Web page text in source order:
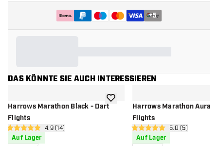
+5
DAS KÖNNTE SIE AUCH INTERESSIEREN
Harrows Marathon Black - Dart
Flights
Bewertungsbereich öffnen
4.9 Bewertungssterne
4.9 (14)
Auf Lager
Zur Wunschliste hinzufügen
Harrows Marathon Aura -
Flights
5 Bewertungssterne
5.0 (5)
Auf Lager